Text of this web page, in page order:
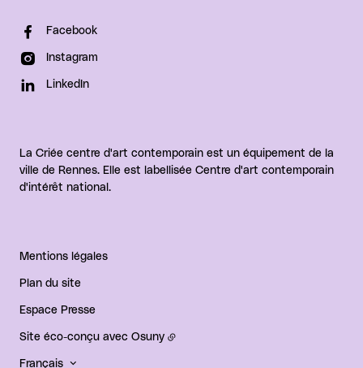
Facebook
Instagram
LinkedIn
La Criée centre d'art contemporain est un équipement de la
ville de Rennes. Elle est labellisée Centre d'art contemporain
d'intérêt national.
Mentions légales
Plan du site
Espace Presse
Site éco-conçu avec Osuny
Français